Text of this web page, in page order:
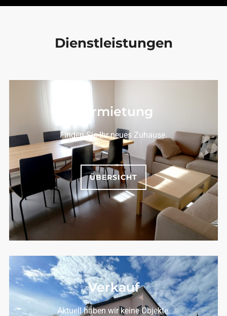
Dienstleistungen
Vermietung
Finden Sie Ihr neues Zuhause.
ÜBERSICHT
Verkauf
Aktuell haben wir keine Objekte.